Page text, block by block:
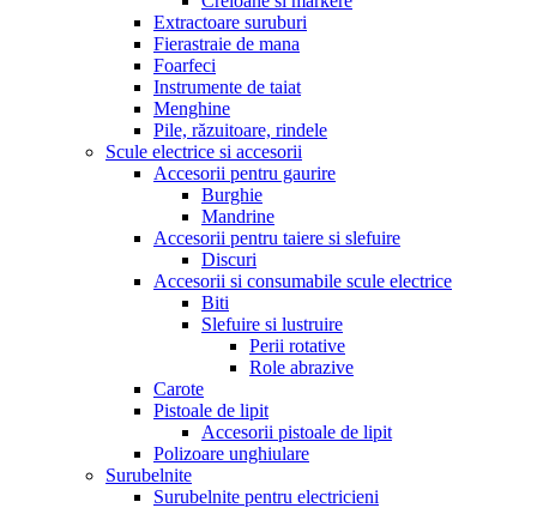
Extractoare suruburi
Fierastraie de mana
Foarfeci
Instrumente de taiat
Menghine
Pile, răzuitoare, rindele
Scule electrice si accesorii
Accesorii pentru gaurire
Burghie
Mandrine
Accesorii pentru taiere si slefuire
Discuri
Accesorii si consumabile scule electrice
Biti
Slefuire si lustruire
Perii rotative
Role abrazive
Carote
Pistoale de lipit
Accesorii pistoale de lipit
Polizoare unghiulare
Surubelnite
Surubelnite pentru electricieni